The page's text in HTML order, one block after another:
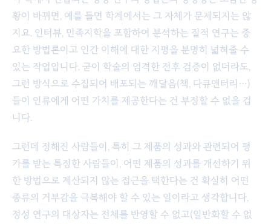
황이 바뀌면, 예를 들면 학계에서는 그 자체가 문제되지는 않
지요. 인터뷰, 민족지학을 포함하여 분석하는 질적 연구는 중
요한 방법론이고 인간 이해에 대한 지평을 분명히 넓혀줄 수
있는 작업입니다. 굳이 학술의 엄격한 전후 검증이 없더라도,
그런 방식으로 수집되어 배포되는 깨달음(책, 다큐멘터리…)
들이 인류에게 어떤 가치를 제공한다는 건 부정할 수 없을 겁
니다.
그런데 정해진 사람들이, 특히 그 제품의 성과와 관련되어 평
가를 받는 특정한 사람들이, 어떤 제품의 성과를 개선하기 위
한 방법으로 계산되지 않는 접근을 택한다는 건 확실히 어떤
종류의 거부감을 극복해야 할 수 있는 일이라고 생각합니다.
정성 연구의 대상자는 전체를 반영할 수 없고(일반화할 수 없